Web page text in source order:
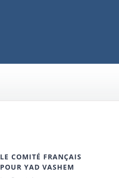
LE COMITÉ FRANÇAIS
POUR YAD VASHEM